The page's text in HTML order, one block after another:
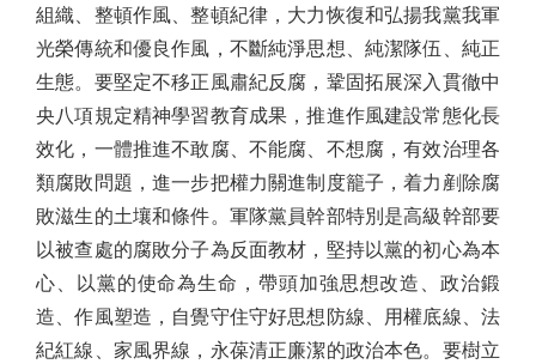
組織、整頓作風、整頓紀律，大力恢復和弘揚我黨我軍
光榮傳統和優良作風，不斷純淨思想、純潔隊伍、純正
生態。要堅定不移正風肅紀反腐，鞏固拓展深入貫徹中
央八項規定精神學習教育成果，推進作風建設常態化長
效化，一體推進不敢腐、不能腐、不想腐，有效治理各
類腐敗問題，進一步把權力關進制度籠子，着力剷除腐
敗滋生的土壤和條件。軍隊黨員幹部特別是高級幹部要
以被查處的腐敗分子為反面教材，堅持以黨的初心為本
心、以黨的使命為生命，帶頭加強思想改造、政治鍛
造、作風塑造，自覺守住守好思想防線、用權底線、法
紀紅線、家風界線，永葆清正廉潔的政治本色。要樹立